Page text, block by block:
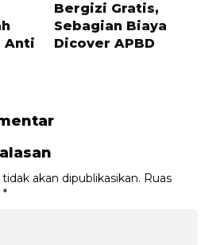
Anti
Bergizi Gratis,
Sebagian Biaya
Dicover APBD
akan dipublikasikan. Ruas
*